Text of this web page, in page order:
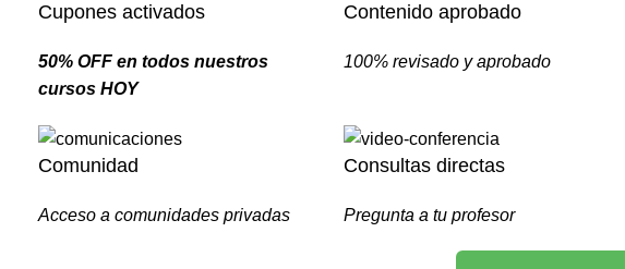
Cupones activados
50% OFF en todos nuestros
cursos HOY
Contenido aprobado
100% revisado y aprobado
Comunidad
Acceso a comunidades privadas
Consultas directas
Pregunta a tu profesor